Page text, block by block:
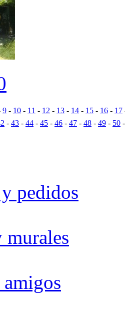
9 - 10 - 11 - 12 - 13 - 14 - 15 - 16 - 17
- 43 - 44 - 45 - 46 - 47 - 48 - 49 - 50
pedidos